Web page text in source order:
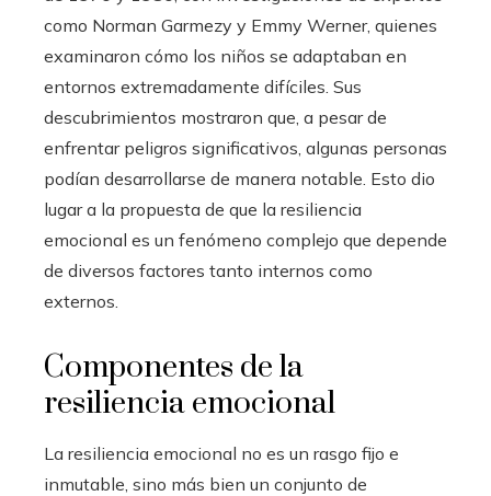
como Norman Garmezy y Emmy Werner, quienes
examinaron cómo los niños se adaptaban en
entornos extremadamente difíciles. Sus
descubrimientos mostraron que, a pesar de
enfrentar peligros significativos, algunas personas
podían desarrollarse de manera notable. Esto dio
lugar a la propuesta de que la resiliencia
emocional es un fenómeno complejo que depende
de diversos factores tanto internos como
externos.
Componentes de la
resiliencia emocional
La resiliencia emocional no es un rasgo fijo e
inmutable, sino más bien un conjunto de